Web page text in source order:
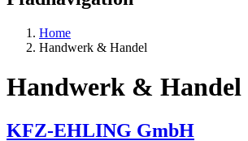
Home
Handwerk & Handel
Handwerk & Handel
KFZ-EHLING GmbH